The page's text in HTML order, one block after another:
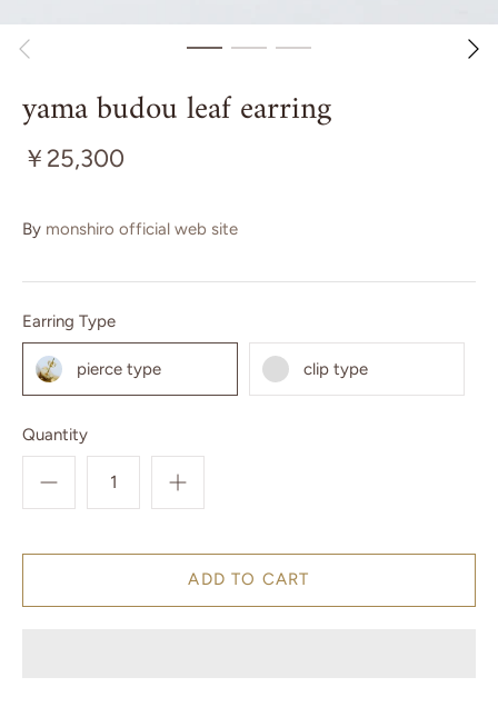
yama budou leaf earring
￥25,300
By monshiro official web site
Earring Type
pierce type clip type
Quantity